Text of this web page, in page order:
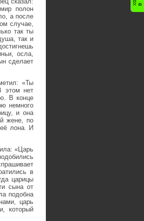
полон
а после
случае,
так ты
так и
осла,
сделает
«Ты
этом нет
В конце
немного
и она
жене, по
лона. И
«Царь
в
царицы
сына от
подобна
царь
который